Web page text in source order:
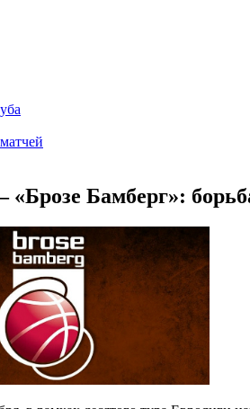
Бамберг»: